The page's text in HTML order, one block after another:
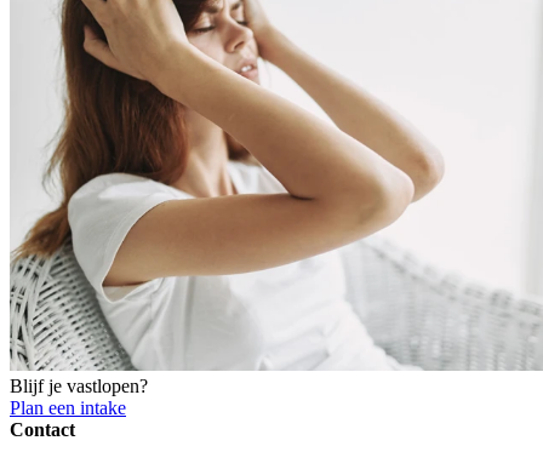
Blijf je vastlopen?
Plan een intake
Contact